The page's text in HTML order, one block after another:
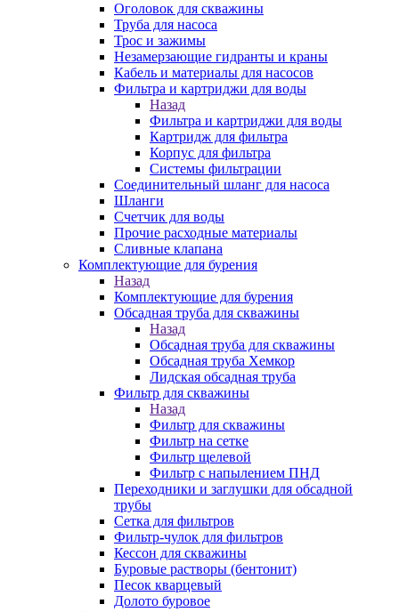
Оголовок для скважины
Труба для насоса
Трос и зажимы
Незамерзающие гидранты и краны
Кабель и материалы для насосов
Фильтра и картриджи для воды
Назад
Фильтра и картриджи для воды
Картридж для фильтра
Корпус для фильтра
Системы фильтрации
Соединительный шланг для насоса
Шланги
Счетчик для воды
Прочие расходные материалы
Сливные клапана
Комплектующие для бурения
Назад
Комплектующие для бурения
Обсадная труба для скважины
Назад
Обсадная труба для скважины
Обсадная труба Хемкор
Лидская обсадная труба
Фильтр для скважины
Назад
Фильтр для скважины
Фильтр на сетке
Фильтр щелевой
Фильтр с напылением ПНД
Переходники и заглушки для обсадной
трубы
Сетка для фильтров
Фильтр-чулок для фильтров
Кессон для скважины
Буровые растворы (бентонит)
Песок кварцевый
Долото буровое